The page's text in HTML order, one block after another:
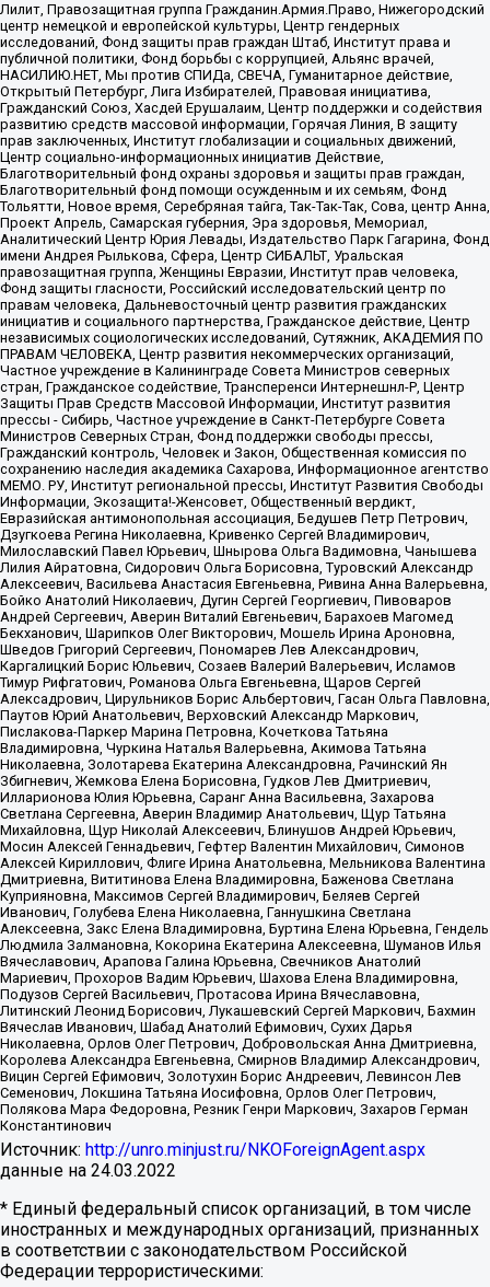
Лилит, Правозащитная группа Гражданин.Армия.Право, Нижегородский
центр немецкой и европейской культуры, Центр гендерных
исследований, Фонд защиты прав граждан Штаб, Институт права и
публичной политики, Фонд борьбы с коррупцией, Альянс врачей,
НАСИЛИЮ.НЕТ, Мы против СПИДа, СВЕЧА, Гуманитарное действие,
Открытый Петербург, Лига Избирателей, Правовая инициатива,
Гражданский Союз, Хасдей Ерушалаим, Центр поддержки и содействия
развитию средств массовой информации, Горячая Линия, В защиту
прав заключенных, Институт глобализации и социальных движений,
Центр социально-информационных инициатив Действие,
Благотворительный фонд охраны здоровья и защиты прав граждан,
Благотворительный фонд помощи осужденным и их семьям, Фонд
Тольятти, Новое время, Серебряная тайга, Так-Так-Так, Сова, центр Анна,
Проект Апрель, Самарская губерния, Эра здоровья, Мемориал,
Аналитический Центр Юрия Левады, Издательство Парк Гагарина, Фонд
имени Андрея Рылькова, Сфера, Центр СИБАЛЬТ, Уральская
правозащитная группа, Женщины Евразии, Институт прав человека,
Фонд защиты гласности, Российский исследовательский центр по
правам человека, Дальневосточный центр развития гражданских
инициатив и социального партнерства, Гражданское действие, Центр
независимых социологических исследований, Сутяжник, АКАДЕМИЯ ПО
ПРАВАМ ЧЕЛОВЕКА, Центр развития некоммерческих организаций,
Частное учреждение в Калининграде Совета Министров северных
стран, Гражданское содействие, Трансперенси Интернешнл-Р, Центр
Защиты Прав Средств Массовой Информации, Институт развития
прессы - Сибирь, Частное учреждение в Санкт-Петербурге Совета
Министров Северных Стран, Фонд поддержки свободы прессы,
Гражданский контроль, Человек и Закон, Общественная комиссия по
сохранению наследия академика Сахарова, Информационное агентство
МЕМО. РУ, Институт региональной прессы, Институт Развития Свободы
Информации, Экозащита!-Женсовет, Общественный вердикт,
Евразийская антимонопольная ассоциация, Бедушев Петр Петрович,
Дзугкоева Регина Николаевна, Кривенко Сергей Владимирович,
Милославский Павел Юрьевич, Шнырова Ольга Вадимовна, Чанышева
Лилия Айратовна, Сидорович Ольга Борисовна, Туровский Александр
Алексеевич, Васильева Анастасия Евгеньевна, Ривина Анна Валерьевна,
Бойко Анатолий Николаевич, Дугин Сергей Георгиевич, Пивоваров
Андрей Сергеевич, Аверин Виталий Евгеньевич, Барахоев Магомед
Бекханович, Шарипков Олег Викторович, Мошель Ирина Ароновна,
Шведов Григорий Сергеевич, Пономарев Лев Александрович,
Каргалицкий Борис Юльевич, Созаев Валерий Валерьевич, Исламов
Тимур Рифгатович, Романова Ольга Евгеньевна, Щаров Сергей
Алексадрович, Цирульников Борис Альбертович, Гасан Ольга Павловна,
Паутов Юрий Анатольевич, Верховский Александр Маркович,
Пислакова-Паркер Марина Петровна, Кочеткова Татьяна
Владимировна, Чуркина Наталья Валерьевна, Акимова Татьяна
Николаевна, Золотарева Екатерина Александровна, Рачинский Ян
Збигневич, Жемкова Елена Борисовна, Гудков Лев Дмитриевич,
Илларионова Юлия Юрьевна, Саранг Анна Васильевна, Захарова
Светлана Сергеевна, Аверин Владимир Анатольевич, Щур Татьяна
Михайловна, Щур Николай Алексеевич, Блинушов Андрей Юрьевич,
Мосин Алексей Геннадьевич, Гефтер Валентин Михайлович, Симонов
Алексей Кириллович, Флиге Ирина Анатольевна, Мельникова Валентина
Дмитриевна, Вититинова Елена Владимировна, Баженова Светлана
Куприяновна, Максимов Сергей Владимирович, Беляев Сергей
Иванович, Голубева Елена Николаевна, Ганнушкина Светлана
Алексеевна, Закс Елена Владимировна, Буртина Елена Юрьевна, Гендель
Людмила Залмановна, Кокорина Екатерина Алексеевна, Шуманов Илья
Вячеславович, Арапова Галина Юрьевна, Свечников Анатолий
Мариевич, Прохоров Вадим Юрьевич, Шахова Елена Владимировна,
Подузов Сергей Васильевич, Протасова Ирина Вячеславовна,
Литинский Леонид Борисович, Лукашевский Сергей Маркович, Бахмин
Вячеслав Иванович, Шабад Анатолий Ефимович, Сухих Дарья
Николаевна, Орлов Олег Петрович, Добровольская Анна Дмитриевна,
Королева Александра Евгеньевна, Смирнов Владимир Александрович,
Вицин Сергей Ефимович, Золотухин Борис Андреевич, Левинсон Лев
Семенович, Локшина Татьяна Иосифовна, Орлов Олег Петрович,
Полякова Мара Федоровна, Резник Генри Маркович, Захаров Герман
Константинович
Источник: http://unro.minjust.ru/NKOForeignAgent.aspx
данные на 24.03.2022
* Единый федеральный список организаций, в том числе
иностранных и международных организаций, признанных
в соответствии с законодательством Российской
Федерации террористическими: